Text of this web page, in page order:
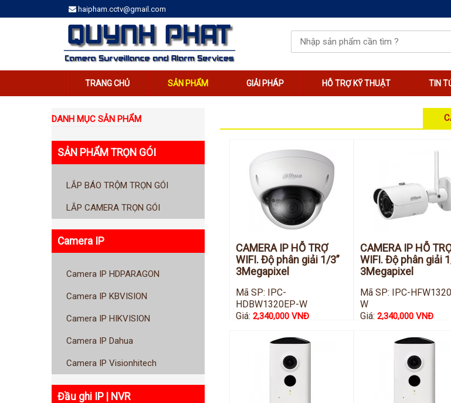
haipham.cctv@gmail.com
TRANG CHỦ SẢN PHẨM GIẢI PHÁP HỖ TRỢ KỸ THUẬT TIN
DANH MỤC SẢN PHẨM
SẢN PHẨM TRỌN GÓI
LẮP BÁO TRỘM TRỌN GÓI
LẮP CAMERA TRỌN GÓI
Camera IP
Camera IP HDPARAGON
Camera IP KBVISION
Camera IP HIKVISION
Camera IP Dahua
Camera IP Visionhitech
Đầu ghi IP | NVR
CAMERA IP HỖ TRỢ
WIFI. Độ phân giải 1/3”
3Megapixel
Mã SP: IPC-
HDBW1320EP-W
Giá: 2,340,000 VNĐ
CAMERA IP HỖ
WIFI. Độ phân giải
3Megapixel
Mã SP: IPC-
W
Giá:2,340,000 VNĐ